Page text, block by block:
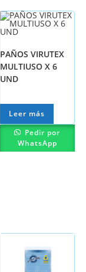
PAÑOS VIRUTEX
MULTIUSO X 6
UND
Leer más
Pedir por
WhatsApp